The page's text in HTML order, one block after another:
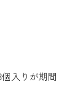
入りが期間